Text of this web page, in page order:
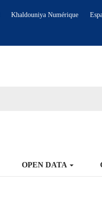
Khaldouniya Numérique
OPEN DATA